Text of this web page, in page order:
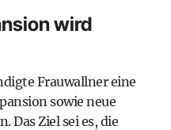
wird
Frauwallner eine
sowie neue
Das Ziel sei es, die